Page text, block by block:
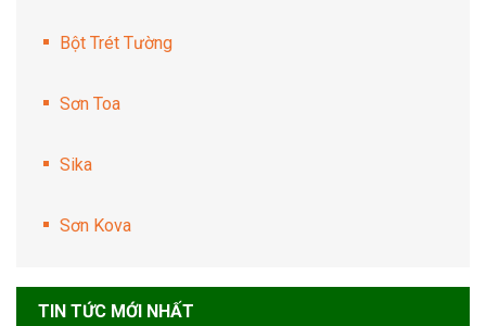
Bột Trét Tường
Sơn Toa
Sika
Sơn Kova
TIN TỨC MỚI NHẤT